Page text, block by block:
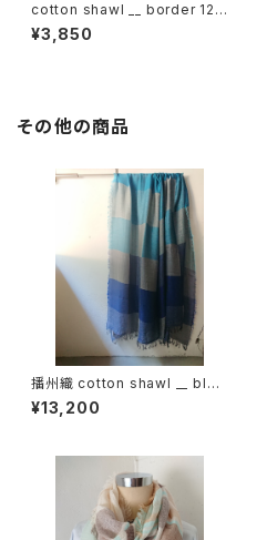
cotton shawl __ border 120
春麗w
¥3,850
その他の商品
播州織 cotton shawl __ bloc
k 220-120 深海GK
¥13,200